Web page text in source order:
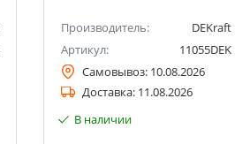
Производитель:
DEKraft
Артикул:
11055DEK
Самовывоз: 10.08.2026
Доставка: 11.08.2026
В наличии